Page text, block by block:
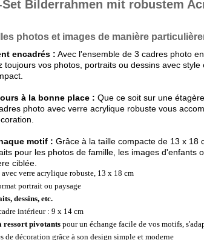
Set Bilderrahmen mit robustem
photos et images de manière
encadrés : Avec l'ensemble de 3 cadres photo
toujours vos photos, portraits ou dessins avec
à la bonne place : Que ce soit sur une
photo avec verre acrylique robuste vous
motif : Grâce à la taille compacte de 13 x 18
pour les photos de famille, les images d'enfants
ciblée.
avec verre acrylique robuste, 13 x 18 cm
portrait ou paysage
dessins, etc.
intérieur : 9 x 14 cm
ressort pivotants pour un échange facile de vos motifs,
de décoration grâce à son design simple et moderne